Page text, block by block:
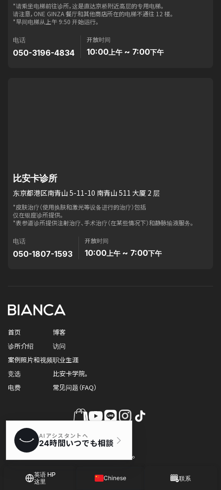
英语 HP
这里
Chinese
联系
*请乘坐电梯前往诊所，这是直达京桥附近高层的专用电梯。
请注意，ONE GINZA 餐厅和其他商店所在的电梯不通往 12 楼。
*早间电梯从上午 9:50 开始运行。
电话
050-3196-4834
开放时间
10:00 上午 ~ 7:00下午
比安卡诊所
东京都港区南青山 5-11-10 南青山 511 大厦 2 层
*皮肤治疗（使用换肤和激光等设备进行的治疗）包括
仅在银座诊所提供。
*表参道诊所提供注射治疗、手术治疗（在某些情况下）和静脉输液服务。
电话
050-1807-1593
开放时间
10:00 上午 ~ 7:00下午
首页
诊所介绍
案例照片和视频
竞选
电费
博客
访问
职业生涯
比安卡学院。
常见问题（FAQ）
© 比安卡诊所。